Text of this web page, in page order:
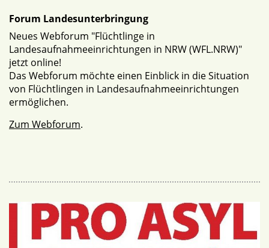
Forum Landesunterbringung
Neues Webforum "Flüchtlinge in
Landesaufnahmeeinrichtungen in NRW (WFL.NRW)"
jetzt online!
Das Webforum möchte einen Einblick in die Situation
von Flüchtlingen in Landesaufnahmeeinrichtungen
ermöglichen.
Zum Webforum.